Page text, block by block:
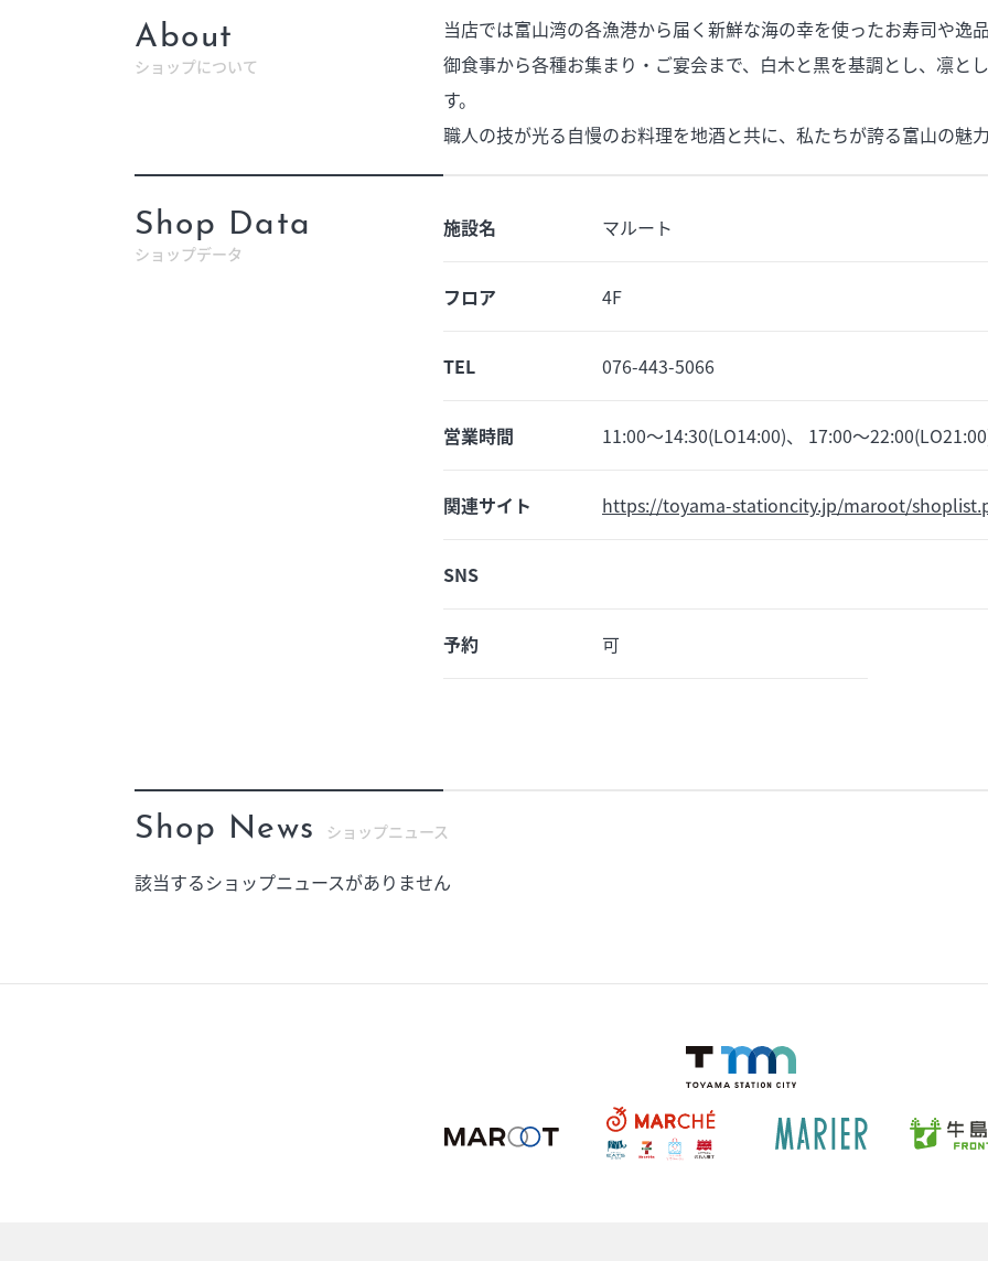
About
ショップについて
当店では富山湾の各漁港から届く新鮮な海の幸を使ったお寿司や逸
御食事から各種お集まり・ご宴会まで、白木と黒を基調とし、凛と
す。
職人の技が光る自慢のお料理を地酒と共に、私たちが誇る富山の魅
Shop Data
ショップデータ
施設名 マルート
フロア 4F
TEL 076-443-5066
営業時間 11:00～14:30(LO14:00)、 17:00～
関連サイト https://toyama-stationcity.jp/maroot/
SNS
予約 可
Shop News ショップニュース
該当するショップニュースがありません